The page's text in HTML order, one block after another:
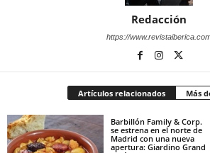
Redacción
https://
Artículos relacionados Más
Barbillón Family & Corp.
se estrena en el norte de
Madrid con una nueva
apertura: Giardino Grand